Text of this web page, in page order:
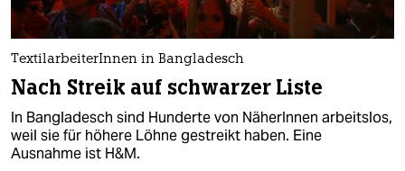
TextilarbeiterInnen in Bangladesch
Nach Streik auf schwarzer Liste
In Bangladesch sind Hunderte von NäherInnen arbeitslos,
weil sie für höhere Löhne gestreikt haben. Eine
Ausnahme ist H&M.